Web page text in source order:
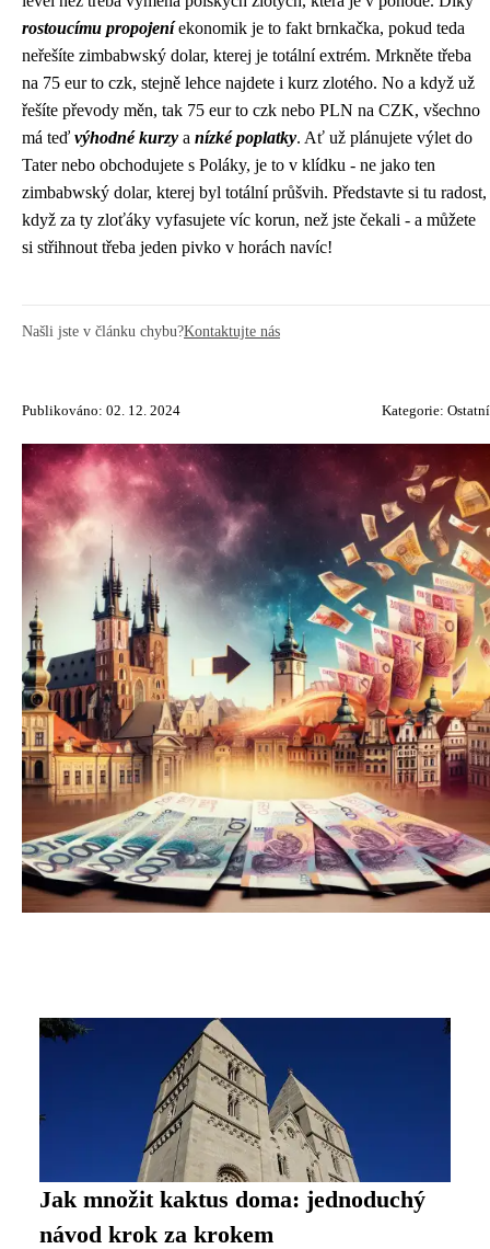
rostoucímu propojeníekonomik je to fakt brnkačka, pokud teda
neřešíte zimbabwský dolar, kterej je totální extrém. Mrkněte třeba
na 75 eur to czk, stejně lehce najdete i kurz zlotého. No a když už
řešíte převody měn, tak 75 eur to czk nebo PLN na CZK, všechno
má teď výhodné kurzy a nízké poplatky. Ať už plánujete výlet do
Tater nebo obchodujete s Poláky, je to v klídku - ne jako ten
zimbabwský dolar, kterej byl totální průšvih. Představte si tu radost,
když za ty zloťáky vyfasujete víc korun, než jste čekali - a můžete
si střihnout třeba jeden pivko v horách navíc!
Našli jste v článku chybu?Kontaktujte nás
Publikováno: 02. 12. 2024 Kategorie: Ostatní
Jak množit kaktus doma: jednoduchý
návod krok za krokem